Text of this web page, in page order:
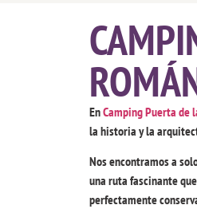
EnCamping Puerta de
la historia y la
Nos encontramos a
una ruta fascinante
perfectamente